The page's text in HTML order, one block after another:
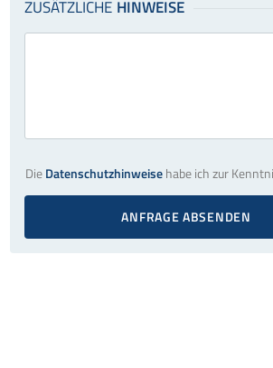
DieDatenschutzhinweisehabe ich zur
ANFRAGE ABSENDEN